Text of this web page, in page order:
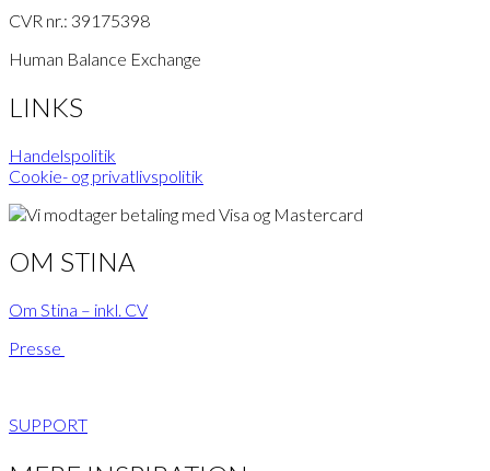
CVR nr.: 39175398
Human Balance Exchange
LINKS
Handelspolitik
Cookie- og privatlivspolitik
OM STINA
Om Stina – inkl. CV
Presse
SUPPORT